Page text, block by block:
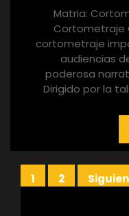
Matria:
Cortometraje
cortometraje
audiencias
poderosa
Dirigido por la
Paginación
Página
1 Página
2